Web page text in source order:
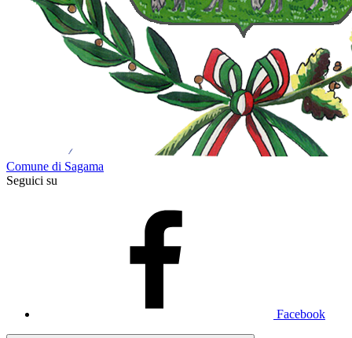
Comune di Sagama
Seguici su
Facebook